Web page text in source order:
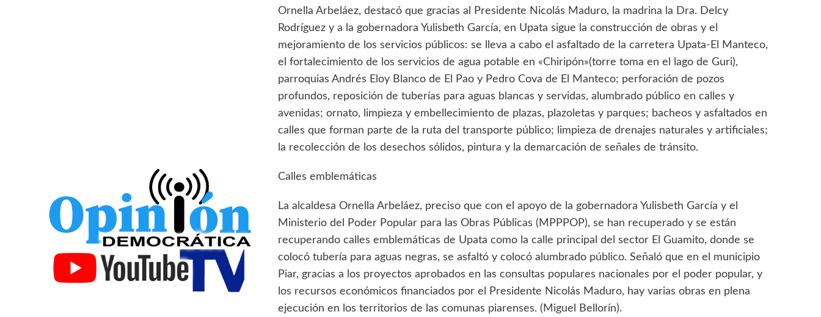
Ornella Arbeláez, destacó que gracias al Presidente Nicolás Maduro, la madrina la Dra. Delcy
Rodríguez y a la gobernadora Yulisbeth García, en Upata sigue la construcción de obras y el
mejoramiento de los servicios públicos: se lleva a cabo el asfaltado de la carretera Upata-El Manteco,
el fortalecimiento de los servicios de agua potable en «Chiripón»(torre toma en el lago de Guri),
parroquias Andrés Eloy Blanco de El Pao y Pedro Cova de El Manteco; perforación de pozos
profundos, reposición de tuberías para aguas blancas y servidas, alumbrado público en calles y
avenidas; ornato, limpieza y embellecimiento de plazas, plazoletas y parques; bacheos y asfaltados en
calles que forman parte de la ruta del transporte público; limpieza de drenajes naturales y artificiales;
la recolección de los desechos sólidos, pintura y la demarcación de señales de tránsito.
Calles emblemáticas
La alcaldesa Ornella Arbeláez, preciso que con el apoyo de la gobernadora Yulisbeth García y el
Ministerio del Poder Popular para las Obras Públicas (MPPPOP), se han recuperado y se están
recuperando calles emblemáticas de Upata como la calle principal del sector El Guamito, donde se
colocó tubería para aguas negras, se asfaltó y colocó alumbrado público. Señaló que en el municipio
Piar, gracias a los proyectos aprobados en las consultas populares nacionales por el poder popular, y
los recursos económicos financiados por el Presidente Nicolás Maduro, hay varias obras en plena
ejecución en los territorios de las comunas piarenses. (Miguel Bellorín).